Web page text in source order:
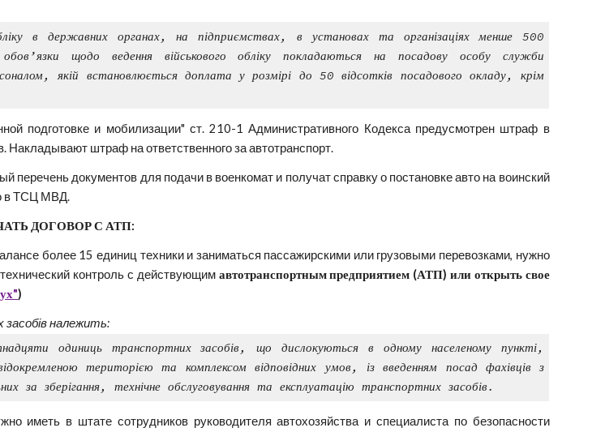
в державних органах, на підприємствах, в установах та організаціях менше 500
обов’язки щодо ведення військового обліку покладаються на посадову особу служби
якій встановлюється доплата у розмірі до 50 відсотків посадового окладу, крім
подготовке и мобилизации" ст. 210-1 Административного Кодекса предусмотрен штраф в
штраф на ответственного за автотранспорт.
перечень документов для подачи в военкомат и получат справку о постановке авто на воинский
в ТСЦ МВД.
ДОГОВОР С АТП:
более 15 единиц техники и заниматься пассажирскими или грузовыми перевозками, нужно
контроль с действующим автотранспортным предприятием (АТП) или открыть свое
)
засобів належить:
одиниць транспортних засобів, що дислокуються в одному населеному пункті,
територією та комплексом відповідних умов, із введенням посад фахівців з
за зберігання, технічне обслуговування та експлуатацію транспортних засобів.
иметь в штате сотрудников руководителя автохозяйства и специалиста по безопасности